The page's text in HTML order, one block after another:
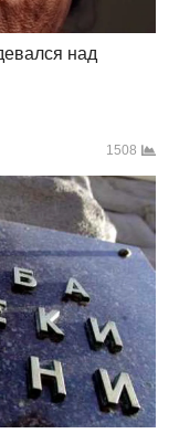
над
1508